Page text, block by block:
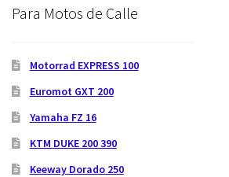
Para Motos de Calle
Motorrad EXPRESS 100
Euromot GXT 200
Yamaha FZ 16
KTM DUKE 200 390
Keeway Dorado 250